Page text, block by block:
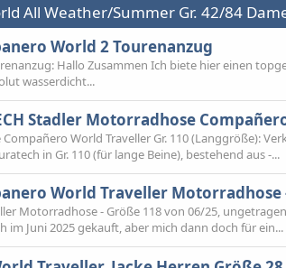
All Weather/Summer Gr. 42/84
World 2 Tourenanzug
Hallo Zusammen Ich biete hier einen
wasserdicht...
Stadler Motorradhose
Compañero World Traveller Gr. 110 (Langgröße):
in Gr. 110 (für lange Beine), bestehend aus -...
World Traveller Motorradhose
Motorradhose - Größe 118 von 06/25,
im Juni 2025 gekauft, aber mich dann doch für ein...